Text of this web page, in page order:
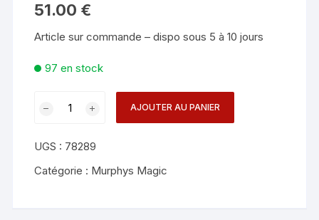
51.00 €
Article sur commande – dispo sous 5 à 10 jours
97 en stock
-
Menzi
AJOUTER AU PANIER
UGS : 78289
Catégorie : Murphys Magic